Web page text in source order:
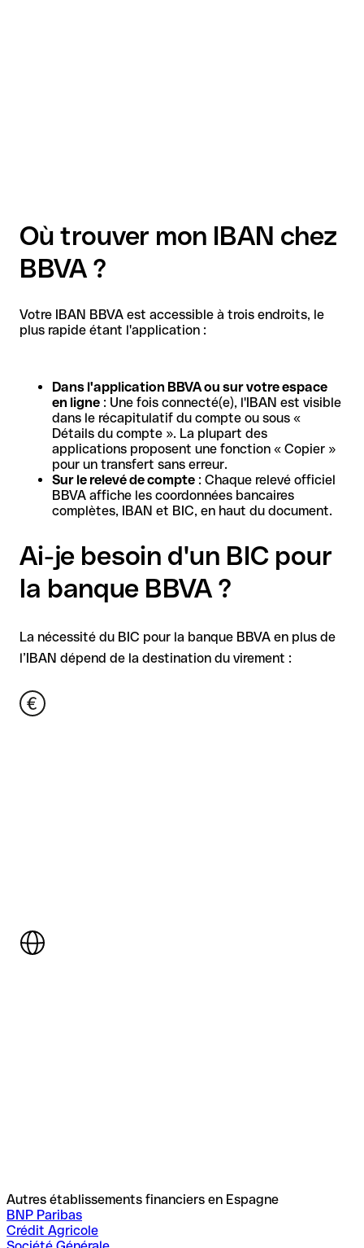
Où trouver mon IBAN chez
BBVA ?
Votre IBAN BBVA est accessible à trois endroits, le
plus rapide étant l'application :
Dans l'application BBVA ou sur votre espace
en ligne : Une fois connecté(e), l'IBAN est visible
dans le récapitulatif du compte ou sous «
Détails du compte ». La plupart des
applications proposent une fonction « Copier »
pour un transfert sans erreur.
Sur le relevé de compte : Chaque relevé officiel
BBVA affiche les coordonnées bancaires
complètes, IBAN et BIC, en haut du document.
Ai-je besoin d'un BIC pour
la banque BBVA ?
La nécessité du BIC pour la banque BBVA en plus de
l’IBAN dépend de la destination du virement :
Autres établissements financiers en Espagne
BNP Paribas
Crédit Agricole